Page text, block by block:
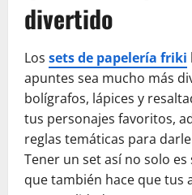
divertido
Los sets de papelería friki
apuntes sea mucho más
bolígrafos, lápices y
tus personajes favoritos,
reglas temáticas para
Tener un set así no solo
que también hace que tus